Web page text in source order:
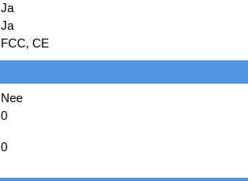
Ja
Ja
FCC, CE
Nee
0
0